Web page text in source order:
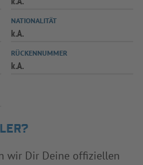
SPIELPLUS
NATIONALITÄT
k.A.
RÜCKENNUMMER
k.A.
wir Dir Deine offiziellen